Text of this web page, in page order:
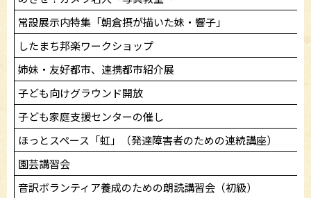
常設展示内特集「朝倉摂が描いた妹・響子」
したまち邦楽ワークショップ
姉妹・友好都市、連携都市紹介展
子ども向けグラウンド開放
子ども家庭支援センターの催し
ほっとスペース「虹」（発達障害者のための連続講座）
園芸講習会
音訳ボランティア養成のための朗読講習会（初級）